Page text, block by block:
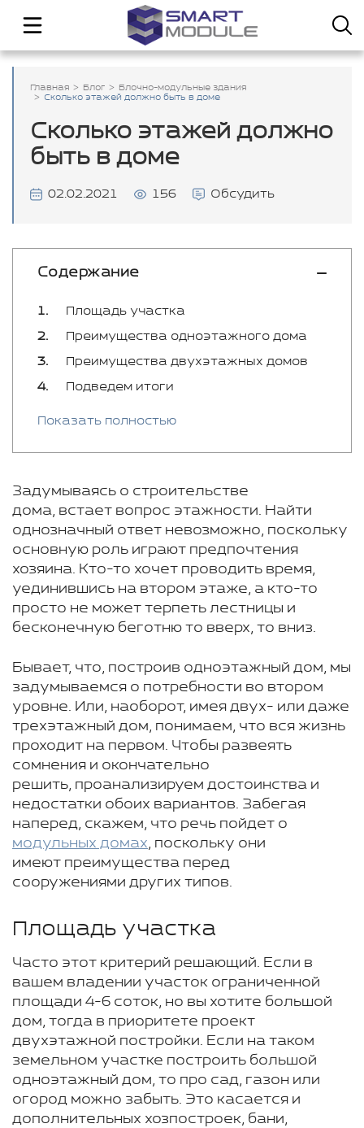
Главная Блог
Блочно-модульные здания
Сколько этажей должно быть в доме
Сколько этажей должно
быть в доме
02.02.2021 156 Обсудить
Содержание
Площадь участка
Преимущества одноэтажного дома
Преимущества двухэтажных домов
Подведем итоги
Показать полностью
Задумываясь о строительстве
дома, встает вопрос этажности. Найти
однозначный ответ невозможно, поскольку
основную роль играют предпочтения
хозяина. Кто-то хочет проводить время,
уединившись на втором этаже, а кто-то
просто не может терпеть лестницы и
бесконечную беготню то вверх, то вниз.
Бывает, что, построив одноэтажный дом, мы
задумываемся о потребности во втором
уровне. Или, наоборот, имея двух- или даже
трехэтажный дом, понимаем, что вся жизнь
проходит на первом. Чтобы развеять
сомнения и окончательно
решить, проанализируем достоинства и
недостатки обоих вариантов. Забегая
наперед, скажем, что речь пойдет о
модульных домах, поскольку они
имеют преимущества перед
сооружениями других типов.
Площадь участка
Часто этот критерий решающий. Если в
вашем владении участок ограниченной
площади 4-6 соток, но вы хотите большой
дом, тогда в приоритете проект
двухэтажной постройки. Если на таком
земельном участке построить большой
одноэтажный дом, то про сад, газон или
огород можно забыть. Это касается и
дополнительных хозпостроек, бани,